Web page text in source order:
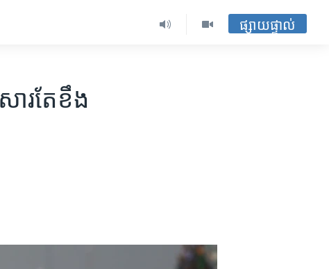
ផ្សាយផ្ទាល់
ារ​តែ​ខឹង